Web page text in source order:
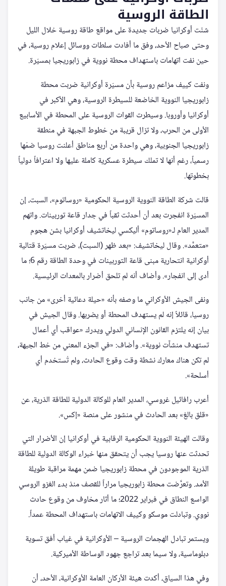
الطاقة الروسية
شنّت أوكرانيا ضربات جديدة على مواقع طاقة روسية خلال الليل
وحتى صباح الأحد، وفق ما أفادت سلطات ووسائل إعلام روسية، في
حين نفت اتهامات باستهداف محطة نووية في زابوريجيا بمسيّرة.
ونفت كييف مزاعم روسية بأن مسيّرة أوكرانية ضربت محطة
زابوريجيا النووية الخاضعة للسيطرة الروسية، وهي الأكبر في
أوكرانيا وأوروبا. وسيطرت القوات الروسية على المحطة في الأسابيع
الأولى من الحرب، ولا تزال قريبة من خطوط الجبهة في منطقة
زابوريجيا الجنوبية، وهي واحدة من أربع مناطق أعلنت روسيا ضمّها
رسمياً، رغم أنها لا تملك سيطرة عسكرية كاملة عليها ولا اعترافاً دولياً
بخطوتها.
قالت شركة الطاقة النووية الروسية الحكومية «روساتوم»، السبت، إن
المسيّرة انفجرت بعد أن أحدثت ثقباً في جدار قاعة توربينات. واتهم
المدير العام لـ«روساتوم» أليكسي ليخاتشيف أوكرانيا بشن هجوم
«متعمَّد». وقال ليخاتشيف: «بعد ظهر (السبت)، ضربت مسيّرة قتالية
أوكرانية انتحارية مبنى قاعة التوربينات في وحدة الطاقة رقم 6؛ ما
أدى إلى انفجار». وأضاف أنه لم تلحق أضرار بالمعدات الرئيسية.
ونفى الجيش الأوكراني ما وصفه بأنه «حيلة دعائية أخرى» من جانب
روسيا، قائلاً إنه لم يستهدف المحطة أو يضربها. وقال الجيش في
بيان إنه يلتزم القانون الإنساني الدولي ويدرك «عواقب أي أعمال
تستهدف منشآت نووية». وأضاف: «في الجزء المعني من خط الجبهة،
لم تكن هناك معارك نشطة وقت وقوع الحادث، ولم تُستخدم أي
أسلحة».
أعرب رافائيل غروسي، المدير العام للوكالة الدولية للطاقة الذرية، عن
«قلق بالغ» بعد الحادث في منشور على منصة «إكس».
وقالت الهيئة النووية الحكومية الرقابية في أوكرانيا إن الأضرار التي
تحدثت عنها روسيا يجب أن يتحقق منها خبراء الوكالة الدولية للطاقة
الذرية الموجودون في محطة زابوريجيا ضمن مهمة مراقبة طويلة
الأمد. وتعرَّضت محطة زابوريجيا مراراً للقصف منذ بدء الغزو الروسي
الواسع النطاق في فبراير 2022؛ ما أثار مخاوف من وقوع حادث
نووي. وتبادلت موسكو وكييف الاتهامات باستهداف المحطة عمداً.
ويستمر تبادل الهجمات الروسية – الأوكرانية في غياب أفق تسوية
دبلوماسية، ولا سيما بعد تراجع جهود الوساطة الأميركية.
وفي هذا السياق، أكدت هيئة الأركان العامة الأوكرانية، الأحد، أن